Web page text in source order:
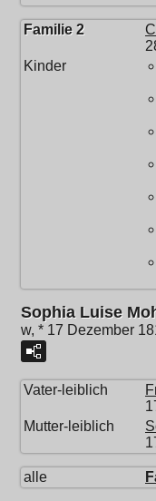
Familie 2
Kinder
Sophia Luise
w, * 17 Dezember
Vater-leiblich
Mutter-leiblich
alle